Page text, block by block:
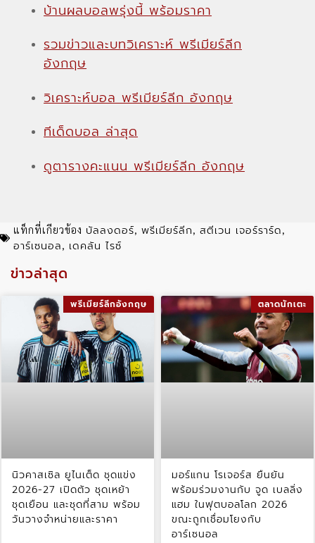
บ้านผลบอลพรุ่งนี้ พร้อมราคา
รวมข่าวและบทวิเคราะห์ พรีเมียร์ลีก
อังกฤษ
วิเคราะห์บอล พรีเมียร์ลีก อังกฤษ
ทีเด็ดบอล ล่าสุด
ดูตารางคะแนน พรีเมียร์ลีก อังกฤษ
แท็กที่เกียวข้อง บัลลงดอร์, พรีเมียร์ลีก, สตีเวน เจอร์ราร์ด,
อาร์เซนอล, เดคลัน ไรซ์
ข่าวล่าสุด
พรีเมียร์ลีกอังกฤษ
นิวคาสเซิล ยูไนเต็ด ชุดแข่ง
2026-27 เปิดตัว ชุดเหย้า
ชุดเยือน และชุดที่สาม พร้อม
วันวางจำหน่ายและราคา
ตลาดนักเตะ
มอร์แกน โรเจอร์ส ยืนยัน
พร้อมร่วมงานกับ จูด เบลลิ่ง
แฮม ในฟุตบอลโลก 2026
ขณะถูกเชื่อมโยงกับ
อาร์เซนอล